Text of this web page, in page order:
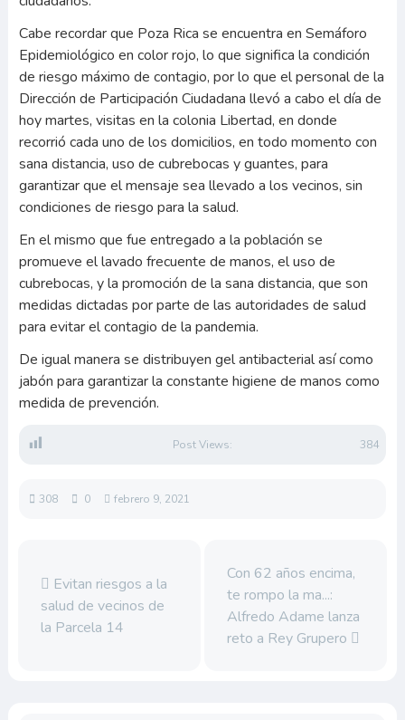
Cabe recordar que Poza Rica se encuentra en Semáforo
Epidemiológico en color rojo, lo que significa la condición
de riesgo máximo de contagio, por lo que el personal de la
Dirección de Participación Ciudadana llevó a cabo el día de
hoy martes, visitas en la colonia Libertad, en donde
recorrió cada uno de los domicilios, en todo momento con
sana distancia, uso de cubrebocas y guantes, para
garantizar que el mensaje sea llevado a los vecinos, sin
condiciones de riesgo para la salud.
En el mismo que fue entregado a la población se
promueve el lavado frecuente de manos, el uso de
cubrebocas, y la promoción de la sana distancia, que son
medidas dictadas por parte de las autoridades de salud
para evitar el contagio de la pandemia.
De igual manera se distribuyen gel antibacterial así como
jabón para garantizar la constante higiene de manos como
medida de prevención.
Post Views: 384
308 0 febrero 9, 2021
Evitan riesgos a la
salud de vecinos de
la Parcela 14
Con 62 años encima,
te rompo la ma...:
Alfredo Adame lanza
reto a Rey Grupero